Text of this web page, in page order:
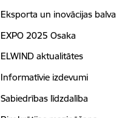
Eksporta un inovācijas balva
EXPO 2025 Osaka
ELWIND aktualitātes
Informatīvie izdevumi
Sabiedrības līdzdalība